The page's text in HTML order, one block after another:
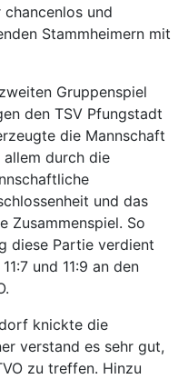
und
Stammheimern mit
Gruppenspiel
den TSV Pfungstadt
die Mannschaft
allem durch die
und das
Zusammenspiel. So
diese Partie verdient
und 11:9 an den
knickte die
verstand es sehr gut,
zu treffen. Hinzu